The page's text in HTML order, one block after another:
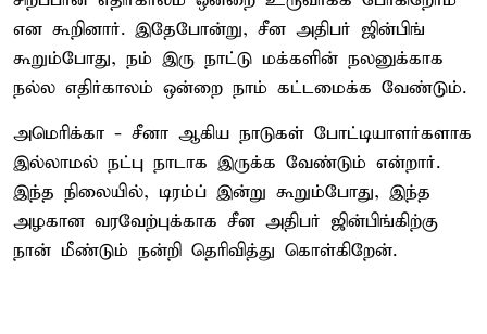
என கூறினார். இதேபோன்று, சீன அதிபர் ஜின்பிங்
கூறும்போது, நம் இரு நாட்டு மக்களின் நலனுக்காக
நல்ல எதிர்காலம் ஒன்றை நாம் கட்டமைக்க வேண்டும்.
அமெரிக்கா - சீனா ஆகிய நாடுகள் போட்டியாளர்களாக
இல்லாமல் நட்பு நாடாக இருக்க வேண்டும் என்றார்.
இந்த நிலையில், டிரம்ப் இன்று கூறும்போது, இந்த
அழகான வரவேற்புக்காக சீன அதிபர் ஜின்பிங்கிற்கு
நான் மீண்டும் நன்றி தெரிவித்து கொள்கிறேன்.